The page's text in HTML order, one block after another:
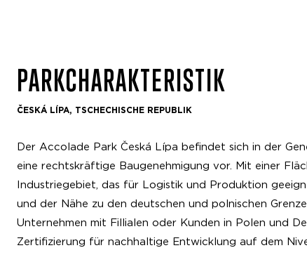
PARKCHARAKTERISTIK
ČESKÁ LÍPA, TSCHECHISCHE REPUBLIK
Der Accolade Park Česká Lípa befindet sich in der
eine rechtskräftige Baugenehmigung vor. Mit einer
Industriegebiet, das für Logistik und Produktion
und der Nähe zu den deutschen und polnischen
Unternehmen mit Fillialen oder Kunden in Polen und
Zertifizierung für nachhaltige Entwicklung auf dem